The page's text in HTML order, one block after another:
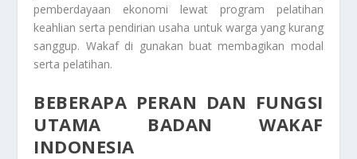
pemberdayaan ekonomi lewat program pelatihan
keahlian serta pendirian usaha untuk warga yang kurang
sanggup. Wakaf di gunakan buat membagikan modal
serta pelatihan.
BEBERAPA PERAN DAN FUNGSI
UTAMA BADAN WAKAF
INDONESIA